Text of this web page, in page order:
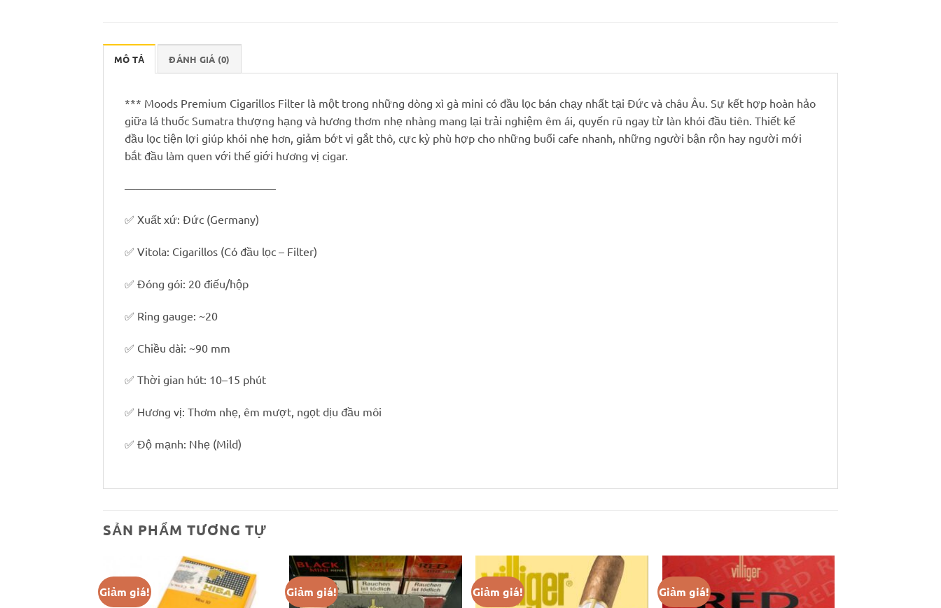
MÔ TẢ ĐÁNH GIÁ (0)
*** Moods Premium Cigarillos Filter là một trong những dòng xì gà mini có đầu lọc bán chạy nhất tại Đức và châu Âu. Sự kết hợp hoàn hảo
giữa lá thuốc Sumatra thượng hạng và hương thơm nhẹ nhàng mang lại trải nghiệm êm ái, quyến rũ ngay từ làn khói đầu tiên. Thiết kế
đầu lọc tiện lợi giúp khói nhẹ hơn, giảm bớt vị gắt thô, cực kỳ phù hợp cho những buổi cafe nhanh, những người bận rộn hay người mới
bắt đầu làm quen với thế giới hương vị cigar.
—————————————–
✅ Xuất xứ: Đức (Germany)
✅ Vitola: Cigarillos (Có đầu lọc – Filter)
✅ Đóng gói: 20 điếu/hộp
✅ Ring gauge: ~20
✅ Chiều dài: ~90 mm
✅ Thời gian hút: 10–15 phút
✅ Hương vị: Thơm nhẹ, êm mượt, ngọt dịu đầu môi
✅ Độ mạnh: Nhẹ (Mild)
SẢN PHẨM TƯƠNG TỰ
Giảm giá! Giảm giá! Giảm giá! Giảm giá!